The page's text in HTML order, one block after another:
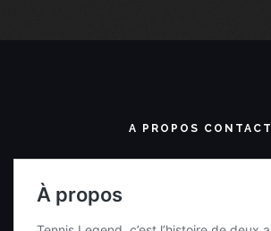
A PROPOS CONTACT